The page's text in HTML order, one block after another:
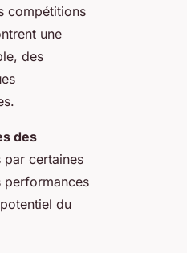
compétitions
une
des
des
par certaines
performances
du